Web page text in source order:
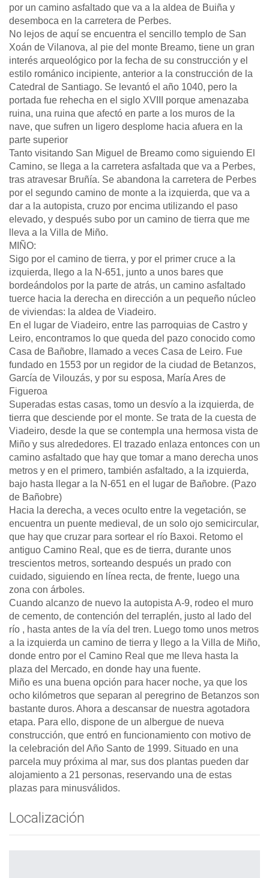
por un camino asfaltado que va a la aldea de Buiña y
desemboca en la carretera de Perbes.
No lejos de aquí se encuentra el sencillo templo de San
Xoán de Vilanova, al pie del monte Breamo, tiene un gran
interés arqueológico por la fecha de su construcción y el
estilo románico incipiente, anterior a la construcción de la
Catedral de Santiago. Se levantó el año 1040, pero la
portada fue rehecha en el siglo XVIII porque amenazaba
ruina, una ruina que afectó en parte a los muros de la
nave, que sufren un ligero desplome hacia afuera en la
parte superior
Tanto visitando San Miguel de Breamo como siguiendo El
Camino, se llega a la carretera asfaltada que va a Perbes,
tras atravesar Bruñía. Se abandona la carretera de Perbes
por el segundo camino de monte a la izquierda, que va a
dar a la autopista, cruzo por encima utilizando el paso
elevado, y después subo por un camino de tierra que me
lleva a la Villa de Miño.
MIÑO:
Sigo por el camino de tierra, y por el primer cruce a la
izquierda, llego a la N-651, junto a unos bares que
bordeándolos por la parte de atrás, un camino asfaltado
tuerce hacia la derecha en dirección a un pequeño núcleo
de viviendas: la aldea de Viadeiro.
En el lugar de Viadeiro, entre las parroquias de Castro y
Leiro, encontramos lo que queda del pazo conocido como
Casa de Bañobre, llamado a veces Casa de Leiro. Fue
fundado en 1553 por un regidor de la ciudad de Betanzos,
García de Vilouzás, y por su esposa, María Ares de
Figueroa
Superadas estas casas, tomo un desvío a la izquierda, de
tierra que desciende por el monte. Se trata de la cuesta de
Viadeiro, desde la que se contempla una hermosa vista de
Miño y sus alrededores. El trazado enlaza entonces con un
camino asfaltado que hay que tomar a mano derecha unos
metros y en el primero, también asfaltado, a la izquierda,
bajo hasta llegar a la N-651 en el lugar de Bañobre. (Pazo
de Bañobre)
Hacia la derecha, a veces oculto entre la vegetación, se
encuentra un puente medieval, de un solo ojo semicircular,
que hay que cruzar para sortear el río Baxoi. Retomo el
antiguo Camino Real, que es de tierra, durante unos
trescientos metros, sorteando después un prado con
cuidado, siguiendo en línea recta, de frente, luego una
zona con árboles.
Cuando alcanzo de nuevo la autopista A-9, rodeo el muro
de cemento, de contención del terraplén, justo al lado del
río , hasta antes de la vía del tren. Luego tomo unos metros
a la izquierda un camino de tierra y llego a la Villa de Miño,
donde entro por el Camino Real que me lleva hasta la
plaza del Mercado, en donde hay una fuente.
Miño es una buena opción para hacer noche, ya que los
ocho kilómetros que separan al peregrino de Betanzos son
bastante duros. Ahora a descansar de nuestra agotadora
etapa. Para ello, dispone de un albergue de nueva
construcción, que entró en funcionamiento con motivo de
la celebración del Año Santo de 1999. Situado en una
parcela muy próxima al mar, sus dos plantas pueden dar
alojamiento a 21 personas, reservando una de estas
plazas para minusválidos.
Localización